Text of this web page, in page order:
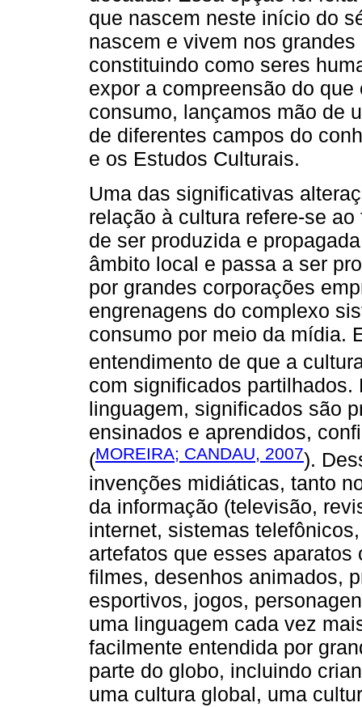
que nascem neste início do
nascem e vivem nos
constituindo como seres
expor a compreensão do
consumo, lançamos mão de
de diferentes campos do
e os Estudos Culturais.
Uma das significativas
relação à cultura refere-se
de ser produzida e
âmbito local e passa a ser
por grandes corporações
engrenagens do complexo
consumo por meio da mídia.
entendimento de que a
com significados
linguagem, significados são
ensinados e aprendidos,
(MOREIRA; CANDAU, 2007).
invenções midiáticas, tanto
da informação (televisão,
internet, sistemas
artefatos que esses
filmes, desenhos animados,
esportivos, jogos,
uma linguagem cada vez
facilmente entendida por
parte do globo, incluindo
uma cultura global, uma